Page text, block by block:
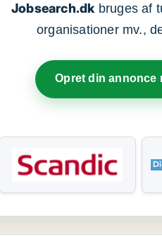
Jobsearch.dkbruges af
organisationer mv.,
Opret din annonce